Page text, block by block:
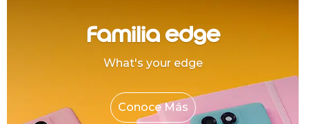
Familia edge
What's your edge
Conoce Más